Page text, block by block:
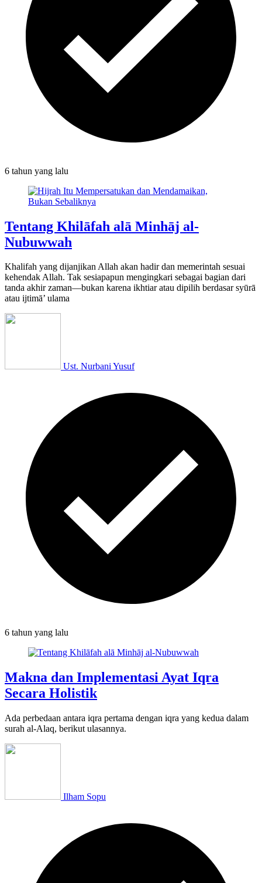
6 tahun yang lalu
Tentang Khilāfah alā Minhāj al-
Nubuwwah
Khalifah yang dijanjikan Allah akan hadir dan memerintah sesuai
kehendak Allah. Tak sesiapapun mengingkari sebagai bagian dari
tanda akhir zaman—bukan karena ikhtiar atau dipilih berdasar syūrā
atau ijtimā’ ulama
Ust. Nurbani Yusuf
6 tahun yang lalu
Makna dan Implementasi Ayat Iqra
Secara Holistik
Ada perbedaan antara iqra pertama dengan iqra yang kedua dalam
surah al-Alaq, berikut ulasannya.
Ilham Sopu